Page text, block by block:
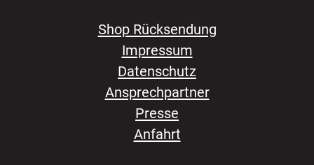
Shop Rücksendung
Impressum
Datenschutz
Ansprechpartner
Presse
Anfahrt